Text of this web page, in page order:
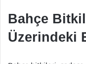
Bahçe
Üzerindeki